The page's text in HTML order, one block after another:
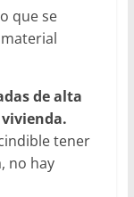
que se
de alta
tener
no hay